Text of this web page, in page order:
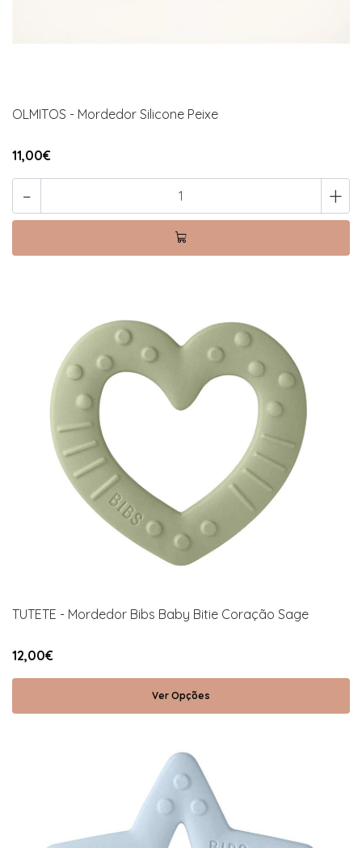
OLMITOS - Mordedor Silicone Peixe
11,00€
- +
TUTETE - Mordedor Bibs Baby Bitie Coração Sage
12,00€
Ver Opções